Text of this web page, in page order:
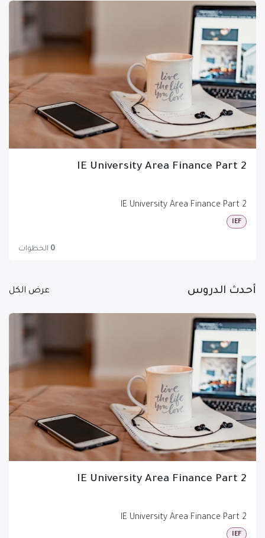
IE University Area Finance Part 2
IE University Area Finance Part 2
IEF
0 الخطوات
عرض الكل أحدث الدروس
IE University Area Finance Part 2
IE University Area Finance Part 2
IEF